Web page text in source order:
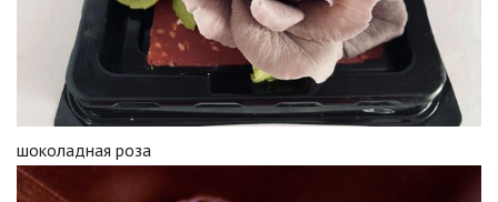
шоколадная роза